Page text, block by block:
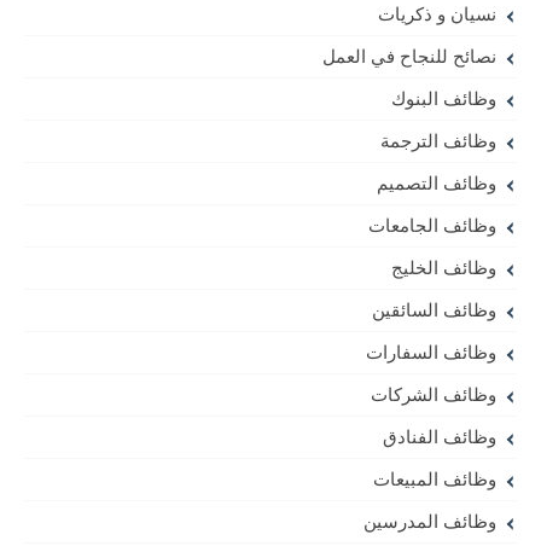
نسيان و ذكريات
نصائح للنجاح في العمل
وظائف البنوك
وظائف الترجمة
وظائف التصميم
وظائف الجامعات
وظائف الخليج
وظائف السائقين
وظائف السفارات
وظائف الشركات
وظائف الفنادق
وظائف المبيعات
وظائف المدرسين